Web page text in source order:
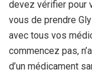
devez vérifier pour
vous de prendre
avec tous vos
commencez pas,
d’un médicament